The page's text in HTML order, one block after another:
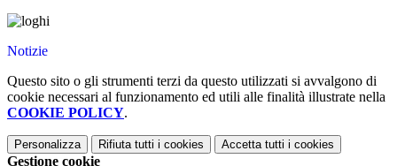
Notizie
Questo sito o gli strumenti terzi da questo utilizzati si avvalgono di
cookie necessari al funzionamento ed utili alle finalità illustrate nella
COOKIE POLICY.
Personalizza Rifiuta tutti i cookies Accetta tutti i cookies
Gestione cookie